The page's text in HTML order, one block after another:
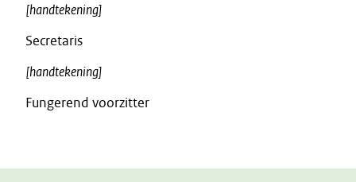
[handtekening]
Secretaris
[handtekening]
Fungerend voorzitter